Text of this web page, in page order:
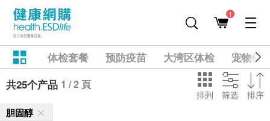
1
体检套餐 预防疫苗 大湾区体检
宠物健
共25个产品 1 / 2 頁
排列 筛选 排序
胆固醇